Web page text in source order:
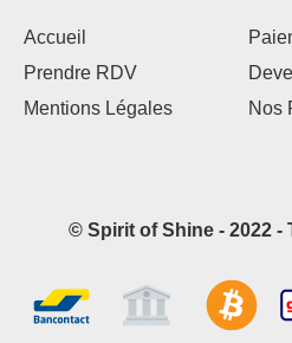
Accueil
Prendre RDV
Mentions Légales
Nos
© Spirit of Shine - 2022 -